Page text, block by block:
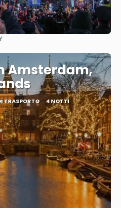
Amsterdam,
TRASPORTO 4 NOTTI